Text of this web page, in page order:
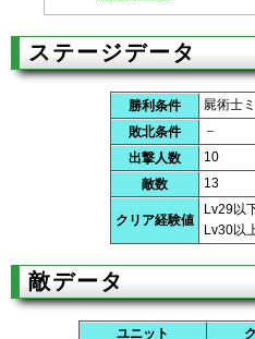
ステージデータ
勝利条件
屍術士
敗北条件
－
出撃人数
10
敵数
13
クリア経験値
Lv29以
Lv30以
敵データ
ユニット